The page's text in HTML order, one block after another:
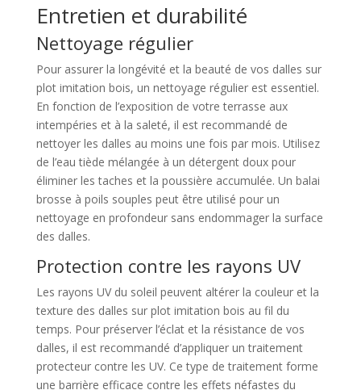
Entretien et durabilité
Nettoyage régulier
Pour assurer la longévité et la beauté de vos dalles sur
plot imitation bois, un nettoyage régulier est essentiel.
En fonction de l’exposition de votre terrasse aux
intempéries et à la saleté, il est recommandé de
nettoyer les dalles au moins une fois par mois. Utilisez
de l’eau tiède mélangée à un détergent doux pour
éliminer les taches et la poussière accumulée. Un balai
brosse à poils souples peut être utilisé pour un
nettoyage en profondeur sans endommager la surface
des dalles.
Protection contre les rayons UV
Les rayons UV du soleil peuvent altérer la couleur et la
texture des dalles sur plot imitation bois au fil du
temps. Pour préserver l’éclat et la résistance de vos
dalles, il est recommandé d’appliquer un traitement
protecteur contre les UV. Ce type de traitement forme
une barrière efficace contre les effets néfastes du